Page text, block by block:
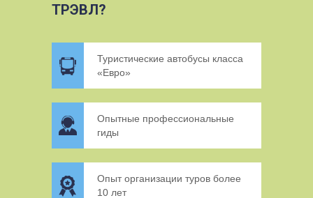
ТРЭВЛ?
Туристические автобусы класса
«Евро»
Опытные профессиональные
гиды
Опыт организации туров более
10 лет